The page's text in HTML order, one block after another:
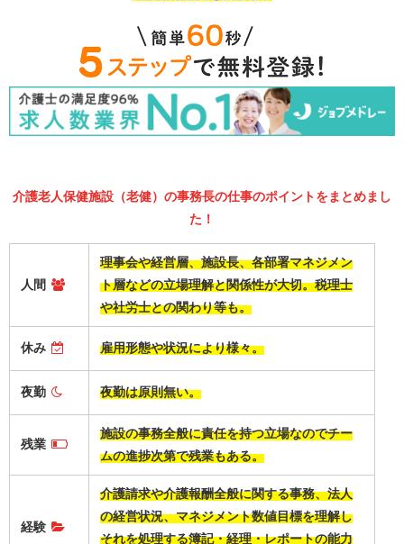
介護老人保健施設（老健）の事務長の仕事のポイントをまとめまし
た！
人間
理事会や経営層、施設長、各部署マネジメン
ト層などの立場理解と関係性が大切。税理士
や社労士との関わり等も。
休み 雇用形態や状況により様々。
夜勤 夜勤は原則無い。
残業
施設の事務全般に責任を持つ立場なのでチー
ムの進捗次第で残業もある。
経験
介護請求や介護報酬全般に関する事務、法人
の経営状況、マネジメント数値目標を理解し
それを処理する簿記・経理・レポートの能力